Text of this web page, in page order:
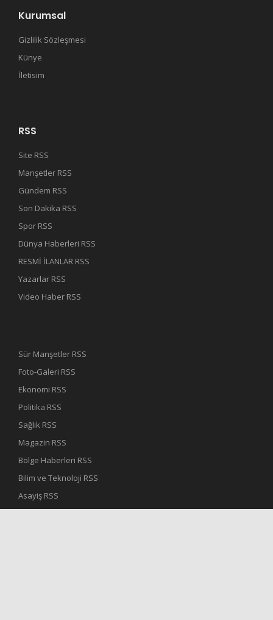
Kurumsal
Gizlilik Sözleşmesi
Künye
İletisim
RSS
Site RSS
Manşetler RSS
Gündem RSS
Son Dakika RSS
Spor RSS
Dünya Haberleri RSS
RESMİ İLANLAR RSS
Yazarlar RSS
Video Haber RSS
Sür Manşetler RSS
Foto-Galeri RSS
Ekonomi RSS
Politika RSS
Sağlık RSS
Magazin RSS
Bölge Haberleri RSS
Bilim ve Teknoloji RSS
Asayiş RSS